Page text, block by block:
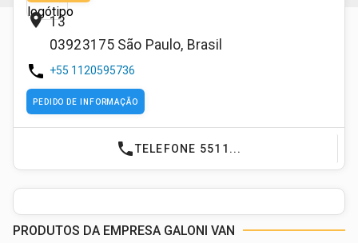
place 13
03923175 São Paulo, Brasil
phone +55 1120595736
PEDIDO DE INFORMAÇÃO
phoneTELEFONE 5511...
PRODUTOS DA EMPRESA GALONI VAN